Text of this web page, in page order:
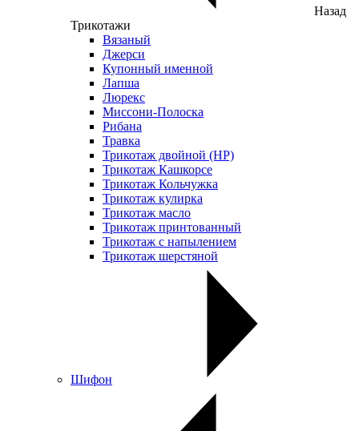
Назад
Трикотажи
Вязаный
Джерси
Купонный именной
Лапша
Люрекс
Миссони-Полоска
Рибана
Травка
Трикотаж двойной (НР)
Трикотаж Кашкорсе
Трикотаж Кольчужка
Трикотаж кулирка
Трикотаж масло
Трикотаж принтованный
Трикотаж с напылением
Трикотаж шерстяной
Шифон